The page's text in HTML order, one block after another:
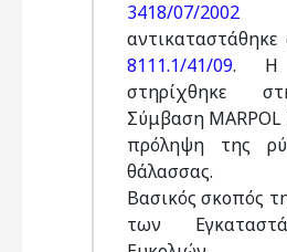
3418/07/2002
8111.1/41/09. Η
στηρίχθηκε
Σύμβαση MARPOL
πρόληψη της
θάλασσας.
Βασικός σκοπός
των